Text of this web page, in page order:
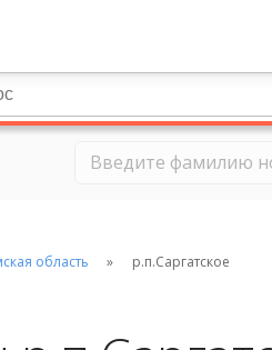
область р.п.Саргатское